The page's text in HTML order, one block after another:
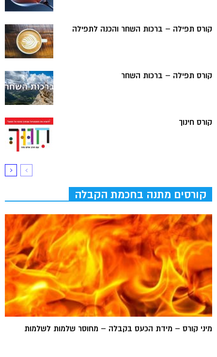
קורס תפילה – ברכות השחר והכנה לתפילה
קורס תפילה – ברכות השחר
קורס חינוך
קורסים מתנה בחכמת הקבלה
מיני קורס – מידת הכעס בקבלה – מחוסר שלמות לשלמות